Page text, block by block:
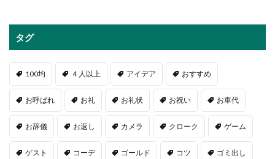
タグ
100均 ４人以上 アイデア おすすめ
お呼ばれ お礼 お礼状 お祝い お車代
お辞儀 お返し カメラ クローク ゲーム
ゲスト コーデ ゴールド コツ ゴミ出し